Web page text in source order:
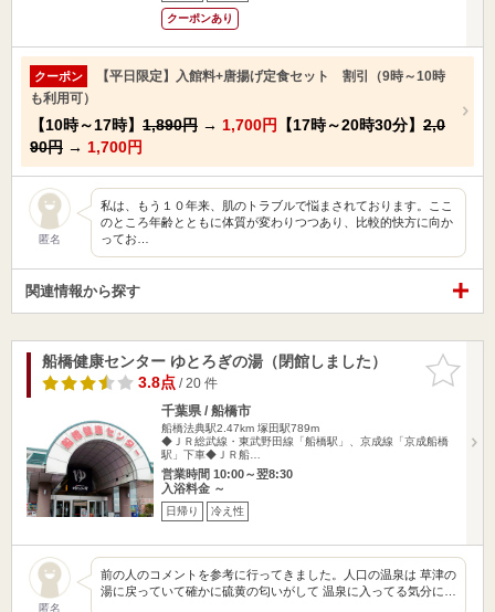
クーポンあり
クーポン
【平日限定】入館料+唐揚げ定食セット 割引（9時～10時
も利用可）
【10時～17時】 1,890円 → 1,700円 【17時～20時30分】 2,0
90円 → 1,700円
匿名
私は、もう１０年来、肌のトラブルで悩まされております。ここ
のところ年齢とともに体質が変わりつつあり、比較的快方に向か
ってお…
関連情報から探す
お気に入
りに追加
船橋健康センター ゆとろぎの湯（閉館しました）
3.8点/ 20 件
千葉県 / 船橋市
船橋法典駅2.47km 塚田駅789m
◆ＪＲ総武線・東武野田線「船橋駅」、京成線「京成船橋
駅」下車◆ＪＲ船…
営業時間 10:00～翌8:30
入浴料金 ～
日帰り 冷え性
匿名
前の人のコメントを参考に行ってきました。人口の温泉は 草津の
湯に戻っていて確かに硫黄の匂いがして 温泉に入ってる気分に…